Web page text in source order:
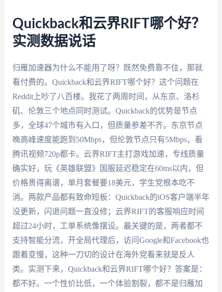
Quickback和云界RIFT哪个好？
实测数据说话
归雁加速器为什么不能用了呀？既然免费靠不住，那就
看付费的。Quickback和云界RIFT哪个好？这个问题在
Reddit上吵了八百楼。我花了两周时间，从东京、洛杉
矶、伦敦三个地点同时测试。Quickback的优势是节点
多，全球47个城市有入口，但质量参差不齐。东京节点
晚高峰速度能跑到50Mbps，但伦敦节点只有5Mbps，看
腾讯视频720p都卡。云界RIFT主打游戏加速，专线质量
确实好，玩《英雄联盟》国服延迟稳定在60ms以内，但
价格贵得离谱，单月套餐要18美元，学生党根本吃不
消。两款产品都有致命短板：Quickback的iOS客户端半年
没更新，闪退问题一直没修；云界RIFT的客服响应时间
超过24小时，工单系统像摆设。最关键的是，两者都不
支持智能分流，开全局代理后，访问Google和Facebook也
跟着变慢，这种一刀切的设计在海外党看来就是反人
类。实测下来，Quickback和云界RIFT哪个好？答案是：
都不好。一个性价比低，一个体验割裂，都不是归雁加